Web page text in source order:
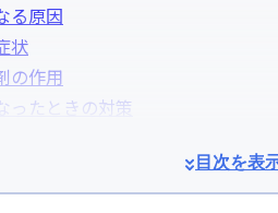
目次を表
る原因
状
の作用
ったときの対策
を行う